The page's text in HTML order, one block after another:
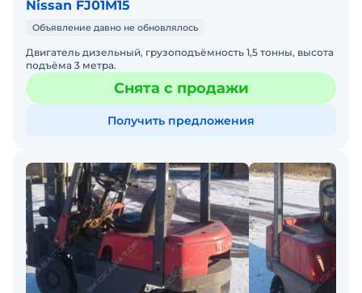
Nissan FJ01M15
Объявление давно не обновлялось
Двигатель дизельный, грузоподъёмность 1,5 тонны, высота
подъёма 3 метра.
Снята с продажи
Получить предложения